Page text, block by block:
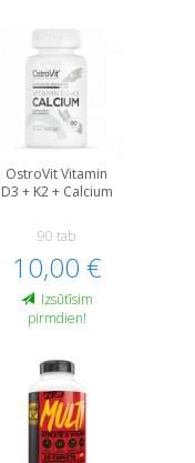
OstroVit Vitamin
D3 + K2 + Calcium
90 tab
10,00 €
Izsūtīsim
pirmdien!